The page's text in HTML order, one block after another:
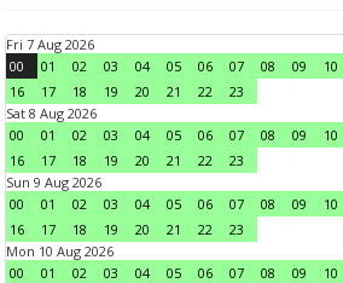
Fri 7 Aug 2026
00
01 02 03 04 05 06 07 08 09 10
16
17 18 19 20 21 22
23
Sat 8 Aug 2026
00
01 02 03 04 05 06 07 08 09 10
16
17 18 19 20 21 22
23
Sun 9 Aug 2026
00
01 02 03 04 05 06 07 08 09 10
16
17 18 19 20 21 22
23
Mon 10 Aug 2026
00
01 02 03 04 05 06 07 08 09 10